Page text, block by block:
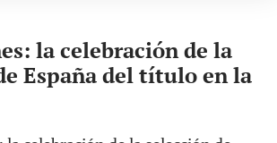
la celebración de la
España del título en la